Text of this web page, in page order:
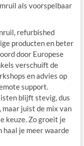
als voorspelbaar
refurbished
producten en beter
door Europese
verschuift de
en advies op
support.
blijft stevig, dus
juist de mix van
keuze. Zo groeit je
je meer waarde